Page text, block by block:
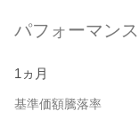
パフォーマンス
1ヵ月
基準価額騰落率